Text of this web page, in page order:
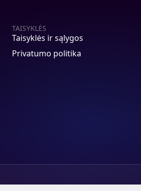
TAISYKLĖS
Taisyklės ir sąlygos
Privatumo politika